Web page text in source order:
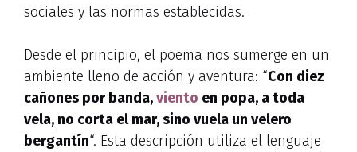
sociales y las normas establecidas.
Desde el principio, el poema nos sumerge en un
ambiente lleno de acción y aventura: “Con diez
cañones por banda,viento en popa, a toda
vela, no corta el mar, sino vuela un velero
bergantín“. Esta descripción utiliza el lenguaje